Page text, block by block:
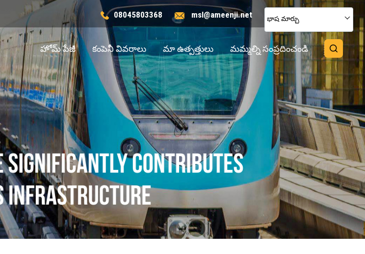
భాష మార్చు
msl@ameenji.net
08045803368
హోమ్ పేజీ కంపెనీ వివరాలు మా ఉత్పత్తులు మమ్మల్ని సంప్రదించండి